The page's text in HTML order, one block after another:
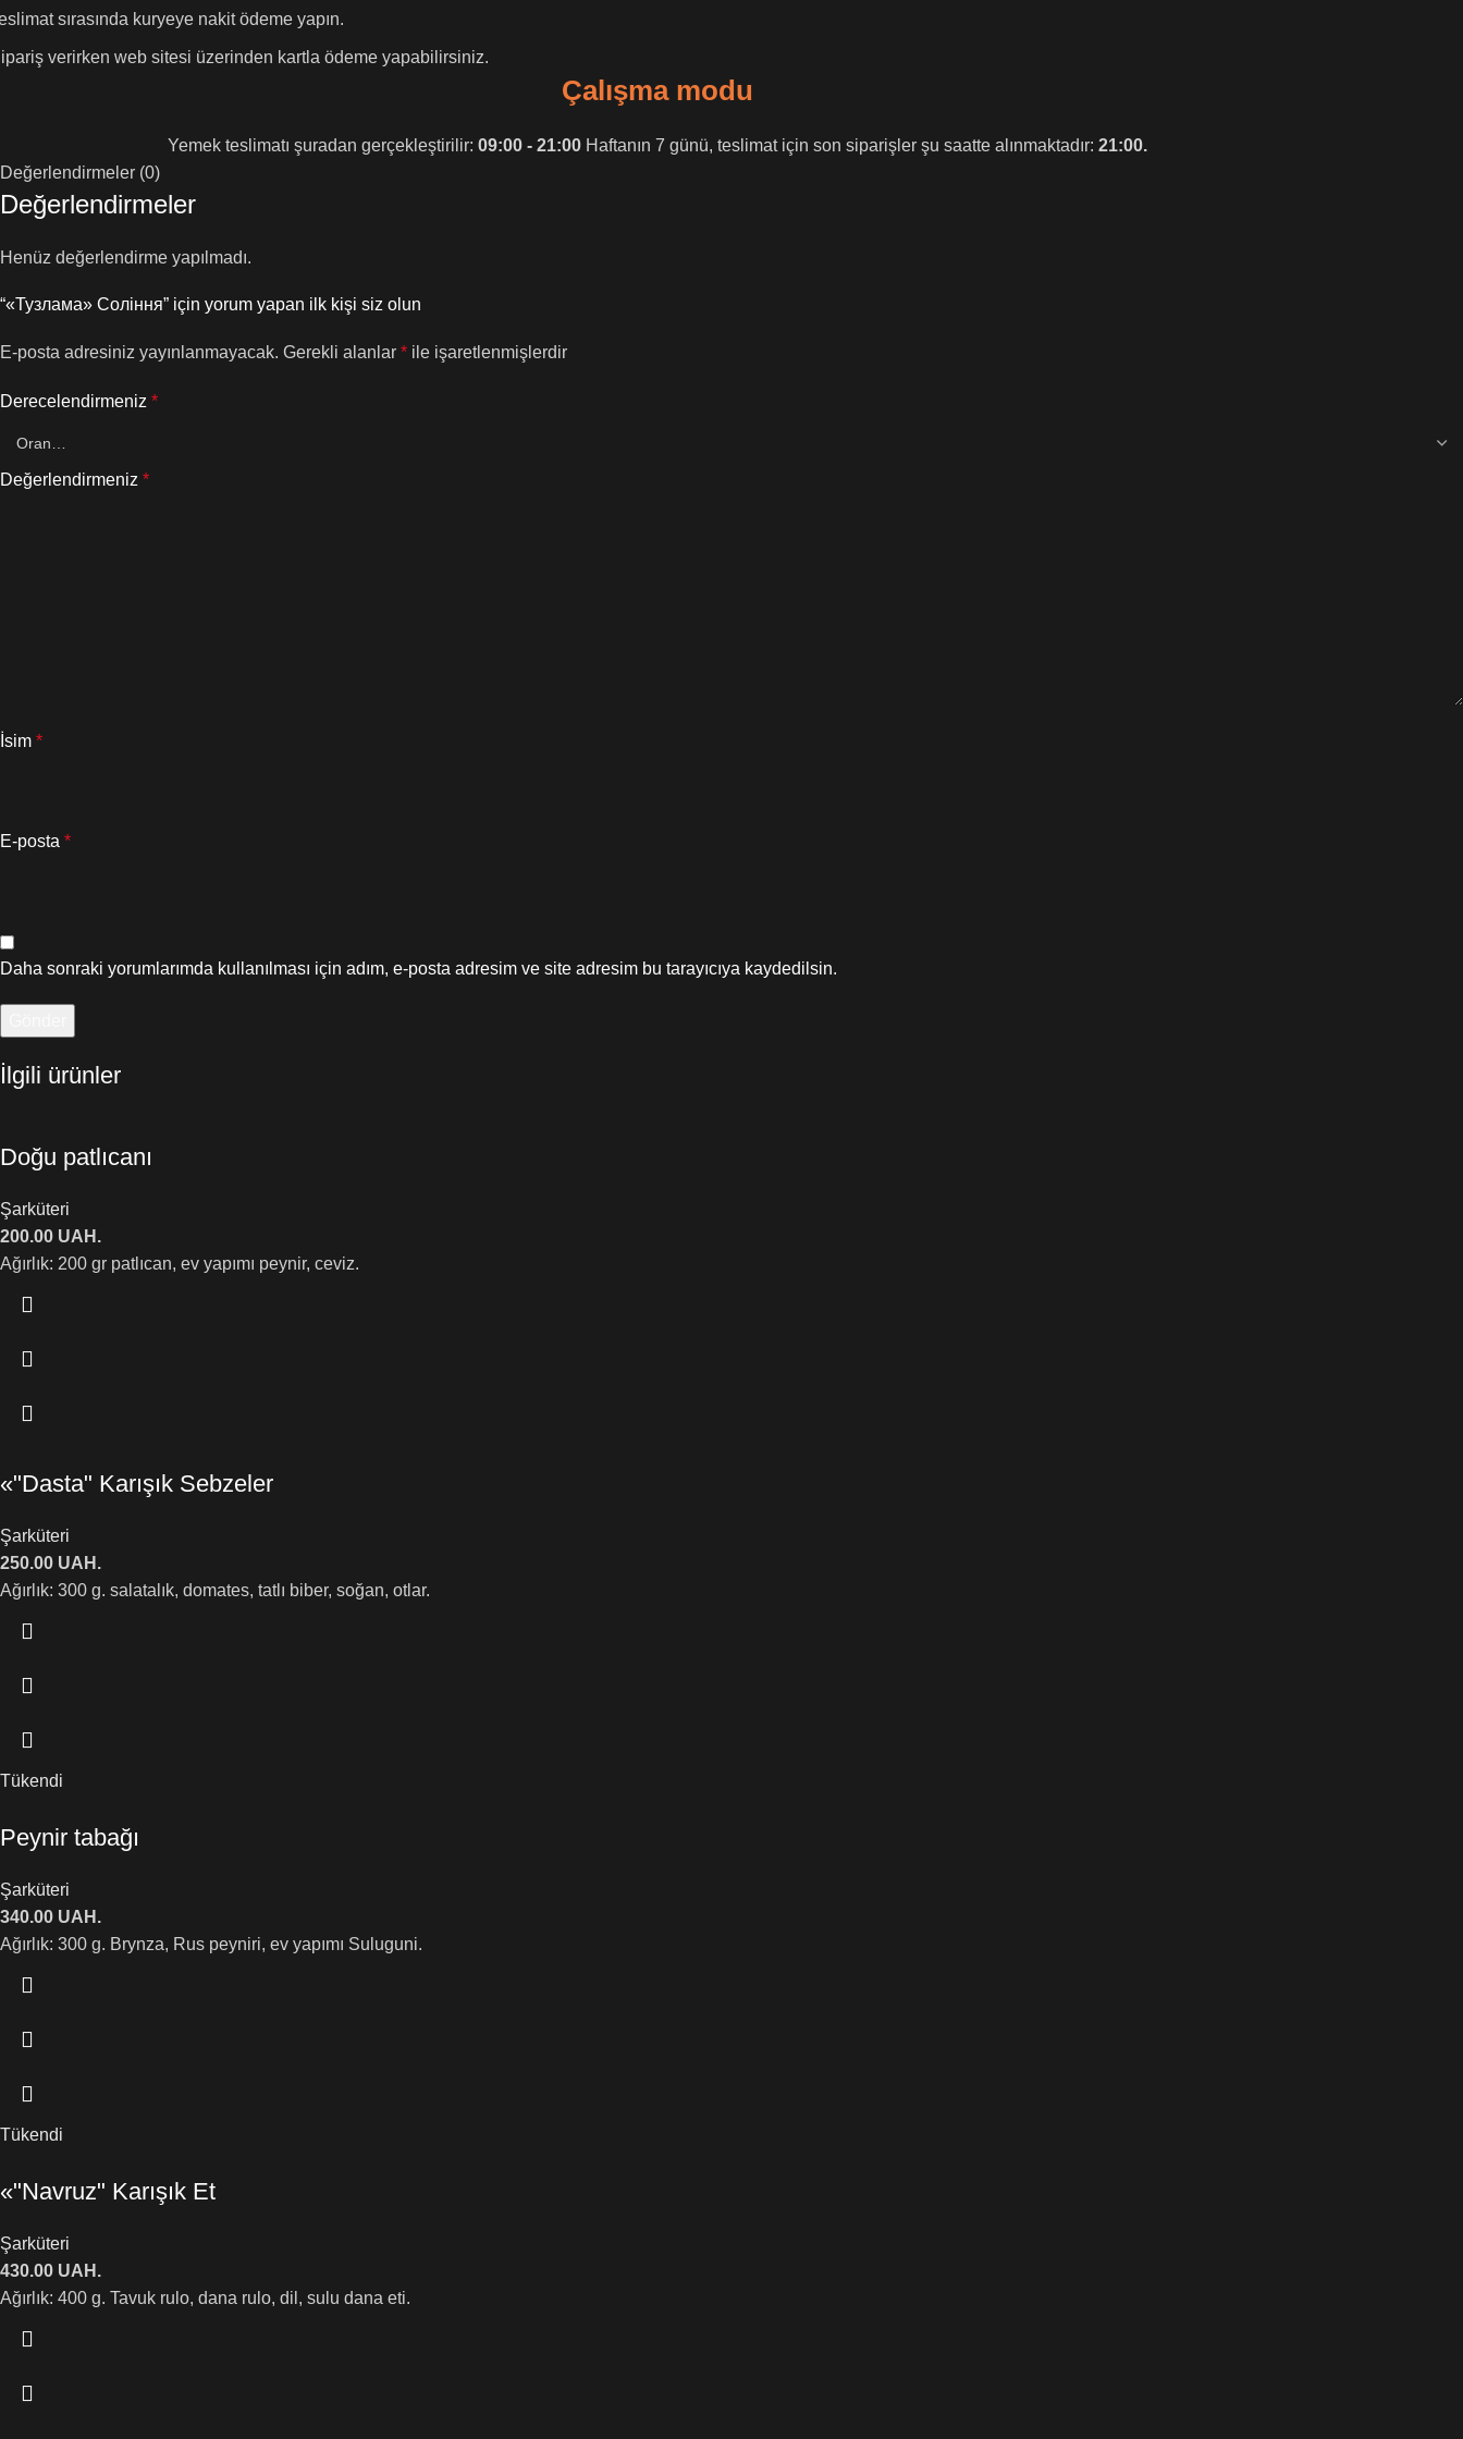
sırasında kuryeye nakit ödeme yapın.
verirken web sitesi üzerinden kartla ödeme yapabilirsiniz.
Çalışma modu
Yemek teslimatı şuradan gerçekleştirilir: 09:00 - 21:00Haftanın 7 günü, teslimat için son siparişler şu saatte alınmaktadır: 21:00.
Değerlendirmeler (0)
Değerlendirmeler
Henüz değerlendirme yapılmadı.
“«Тузлама» Соління” için yorum yapan ilk kişi siz olun
E-posta adresiniz yayınlanmayacak. Gerekli alanlar * ile işaretlenmişlerdir
Derecelendirmeniz *
Değerlendirmeniz *
İsim *
E-posta *
Daha sonraki yorumlarımda kullanılması için adım, e-posta adresim ve site adresim bu tarayıcıya kaydedilsin.
İlgili ürünler
Doğu patlıcanı
Şarküteri
200.00 UAH.
Ağırlık: 200 gr patlıcan, ev yapımı peynir, ceviz.
«"Dasta" Karışık Sebzeler
Şarküteri
250.00 UAH.
Ağırlık: 300 g. salatalık, domates, tatlı biber, soğan, otlar.
Tükendi
Peynir tabağı
Şarküteri
340.00 UAH.
Ağırlık: 300 g. Brynza, Rus peyniri, ev yapımı Suluguni.
Tükendi
«"Navruz" Karışık Et
Şarküteri
430.00 UAH.
Ağırlık: 400 g. Tavuk rulo, dana rulo, dil, sulu dana eti.